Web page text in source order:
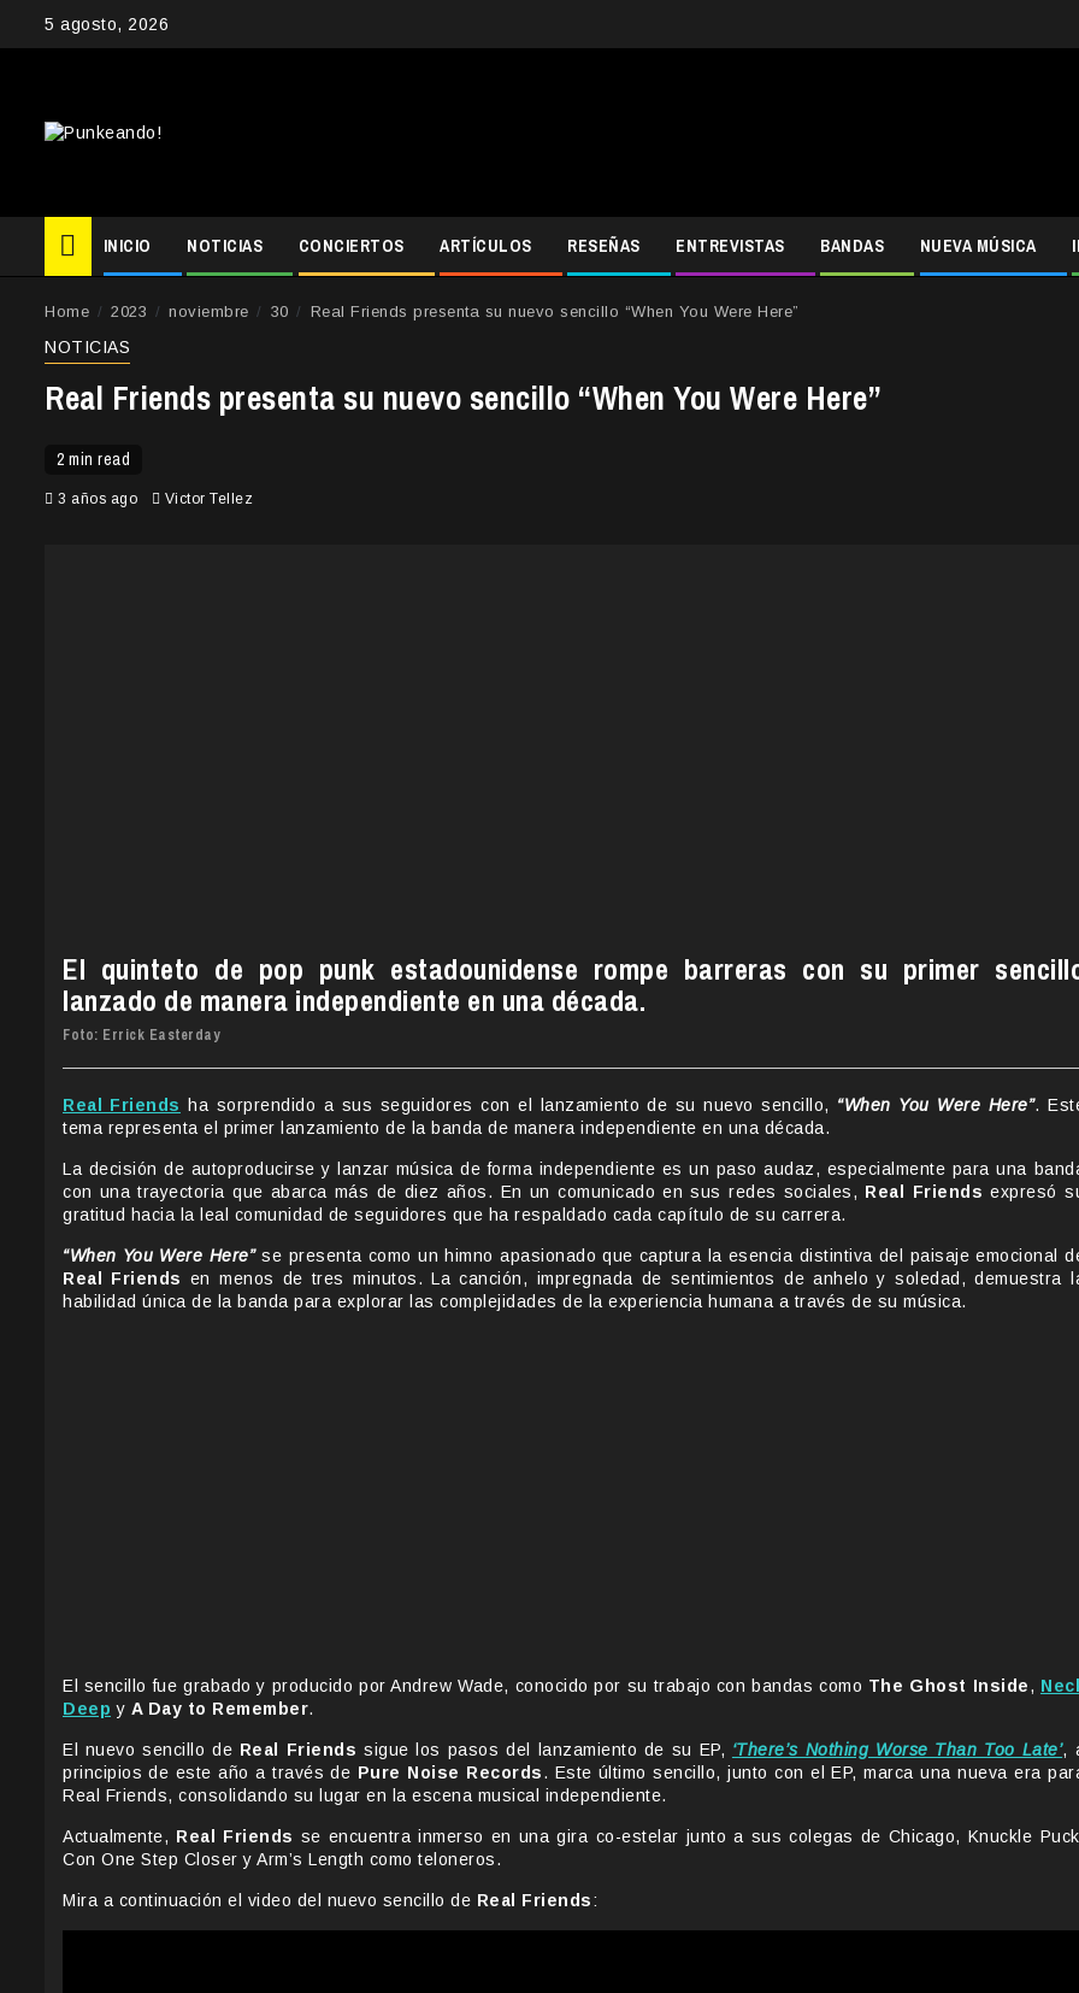
5 agosto, 2026
INICIO NOTICIAS CONCIERTOS ARTÍCULOS RESEÑAS ENTREVISTAS BANDAS NUEVA MÚSICA
Home 2023 noviembre 30 Real Friends presenta su nuevo sencillo “When You Were Here”
NOTICIAS
Real Friends presenta su nuevo sencillo “When You Were Here”
2 min read
3 años ago Victor Tellez
El quinteto de pop punk estadounidense rompe barreras con su primer
lanzado de manera independiente en una década.
Foto: Errick Easterday
Real Friends ha sorprendido a sus seguidores con el lanzamiento de su nuevo sencillo, “When You Were Here”.
tema representa el primer lanzamiento de la banda de manera independiente en una década.
La decisión de autoproducirse y lanzar música de forma independiente es un paso audaz, especialmente para una
con una trayectoria que abarca más de diez años. En un comunicado en sus redes sociales, Real Friends expresó
gratitud hacia la leal comunidad de seguidores que ha respaldado cada capítulo de su carrera.
“When You Were Here”se presenta como un himno apasionado que captura la esencia distintiva del paisaje emocional
Real Friends en menos de tres minutos. La canción, impregnada de sentimientos de anhelo y soledad, demuestra
habilidad única de la banda para explorar las complejidades de la experiencia humana a través de su música.
El sencillo fue grabado y producido por Andrew Wade, conocido por su trabajo con bandas como The Ghost Inside,
Deep y A Day to Remember.
El nuevo sencillo de Real Friends sigue los pasos del lanzamiento de su EP, ‘There’s Nothing Worse Than Too Late’,
principios de este año a través de Pure Noise Records. Este último sencillo, junto con el EP, marca una nueva era
Real Friends, consolidando su lugar en la escena musical independiente.
Actualmente, Real Friends se encuentra inmerso en una gira co-estelar junto a sus colegas de Chicago, Knuckle
Con One Step Closer y Arm’s Length como teloneros.
Mira a continuación el video del nuevo sencillo de Real Friends: